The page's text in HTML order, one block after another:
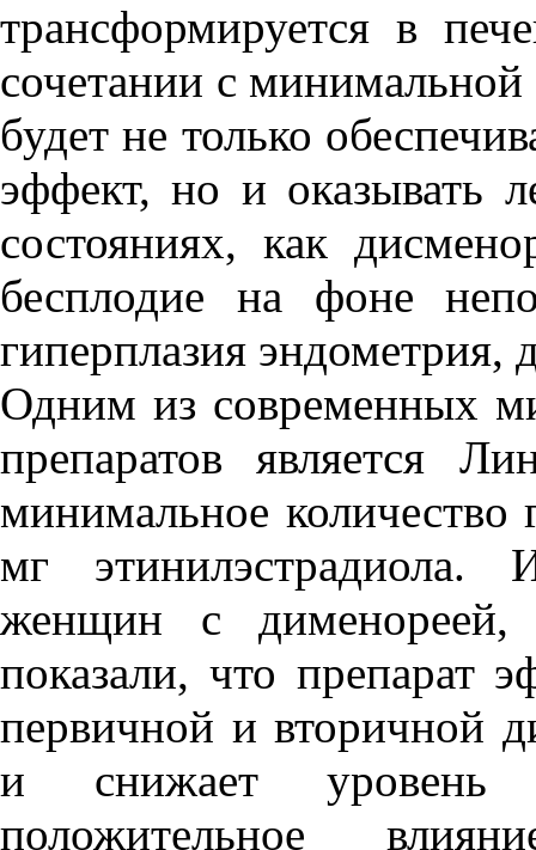
трансформируется в
сочетании с минимальной
будет не только
эффект, но и оказывать
состояниях, как
бесплодие на фоне
гиперплазия эндометрия,
Одним из современных
препаратов является
минимальное
мг этинилэстрадиола.
женщин с
показали, что препарат
первичной и вторичной
и снижает уровень
положительное